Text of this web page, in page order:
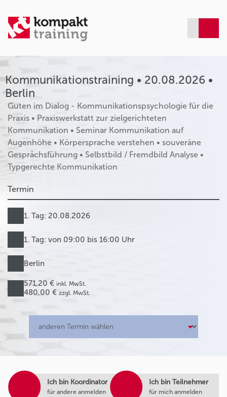
Kommunikationstraining • 20.08.2026 •
Berlin
Guten im Dialog - Kommunikationspsychologie für die
Praxis • Praxiswerkstatt zur zielgerichteten
Kommunikation • Seminar Kommunikation auf
Augenhöhe • Körpersprache verstehen • souveräne
Gesprächsführung • Selbstbild / Fremdbild Analyse •
Typgerechte Kommunikation
Termin
1. Tag: 20.08.2026
1. Tag: von 09:00 bis 16:00 Uhr
Berlin
571,20 € inkl. MwSt.
480,00 € zzgl. MwSt.
Ich bin Koordinator
für andere anmelden
Ich bin Teilnehmer
für mich anmelden